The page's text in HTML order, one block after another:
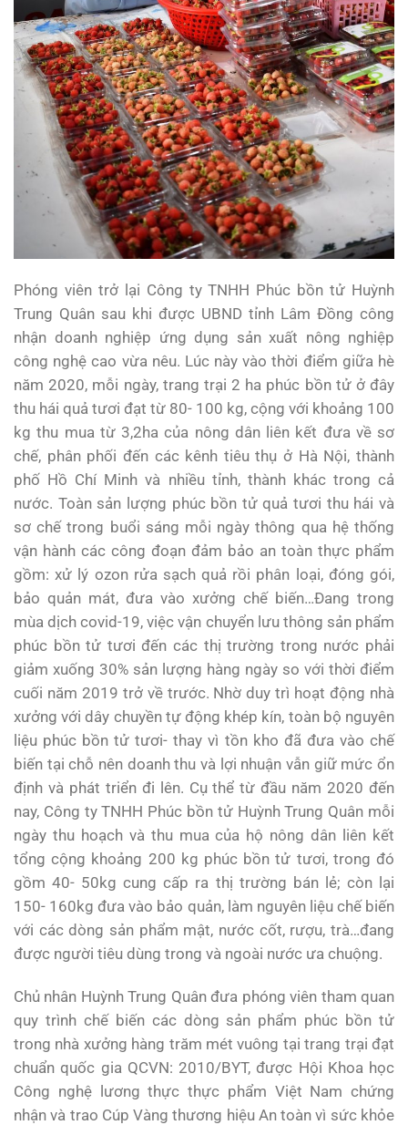
Phóng viên trở lại Công ty TNHH Phúc bồn tử Huỳnh
Trung Quân sau khi được UBND tỉnh Lâm Đồng công
nhận doanh nghiệp ứng dụng sản xuất nông nghiệp
công nghệ cao vừa nêu. Lúc này vào thời điểm giữa hè
năm 2020, mỗi ngày, trang trại 2 ha phúc bồn tử ở đây
thu hái quả tươi đạt từ 80- 100 kg, cộng với khoảng 100
kg thu mua từ 3,2ha của nông dân liên kết đưa về sơ
chế, phân phối đến các kênh tiêu thụ ở Hà Nội, thành
phố Hồ Chí Minh và nhiều tỉnh, thành khác trong cả
nước. Toàn sản lượng phúc bồn tử quả tươi thu hái và
sơ chế trong buổi sáng mỗi ngày thông qua hệ thống
vận hành các công đoạn đảm bảo an toàn thực phẩm
gồm: xử lý ozon rửa sạch quả rồi phân loại, đóng gói,
bảo quản mát, đưa vào xưởng chế biến…Đang trong
mùa dịch covid-19, việc vận chuyển lưu thông sản phẩm
phúc bồn tử tươi đến các thị trường trong nước phải
giảm xuống 30% sản lượng hàng ngày so với thời điểm
cuối năm 2019 trở về trước. Nhờ duy trì hoạt động nhà
xưởng với dây chuyền tự động khép kín, toàn bộ nguyên
liệu phúc bồn tử tươi- thay vì tồn kho đã đưa vào chế
biến tại chỗ nên doanh thu và lợi nhuận vẫn giữ mức ổn
định và phát triển đi lên. Cụ thể từ đầu năm 2020 đến
nay, Công ty TNHH Phúc bồn tử Huỳnh Trung Quân mỗi
ngày thu hoạch và thu mua của hộ nông dân liên kết
tổng cộng khoảng 200 kg phúc bồn tử tươi, trong đó
gồm 40- 50kg cung cấp ra thị trường bán lẻ; còn lại
150- 160kg đưa vào bảo quản, làm nguyên liệu chế biến
với các dòng sản phẩm mật, nước cốt, rượu, trà…đang
được người tiêu dùng trong và ngoài nước ưa chuộng.
Chủ nhân Huỳnh Trung Quân đưa phóng viên tham quan
quy trình chế biến các dòng sản phẩm phúc bồn tử
trong nhà xưởng hàng trăm mét vuông tại trang trại đạt
chuẩn quốc gia QCVN: 2010/BYT, được Hội Khoa học
Công nghệ lương thực thực phẩm Việt Nam chứng
nhận và trao Cúp Vàng thương hiệu An toàn vì sức khỏe